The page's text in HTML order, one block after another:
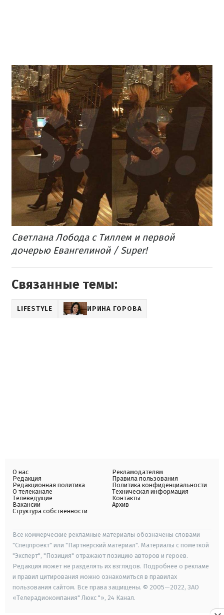
Светлана Лобода с Тиллем и первой
дочерью Евангелиной / Super!
Связанные темы:
LIFESTYLE ИРИНА ГОРОВА
О нас
Редакция
Редакционная политика
О телеканале
Телеведущие
Вакансии
Структура собственности
Рекламодателям
Правила пользования
Политика конфиденциальности
Техническая информация
Контакты
Архив
Все коммерческие рекламные материалы обозначены словами
"Спецпроект" или "Партнерский материал". Материалы с пометкой
"Эксперт", "Позиция" отражают позицию авторов и героев.
Редакция может не разделять их взглядов. Подробнее о рекламе
и правил цитирования можно ознакомиться в правилах
пользования сайтом. Все права защищены. © 2005—2022, ЗАО
«Телерадиокомпания" Люкс "», 24 Канал.